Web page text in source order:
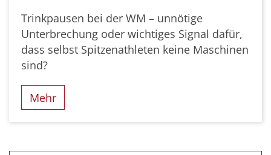
Trinkpausen bei der WM – unnötige
Unterbrechung oder wichtiges Signal dafür,
dass selbst Spitzenathleten keine Maschinen
sind?
Mehr